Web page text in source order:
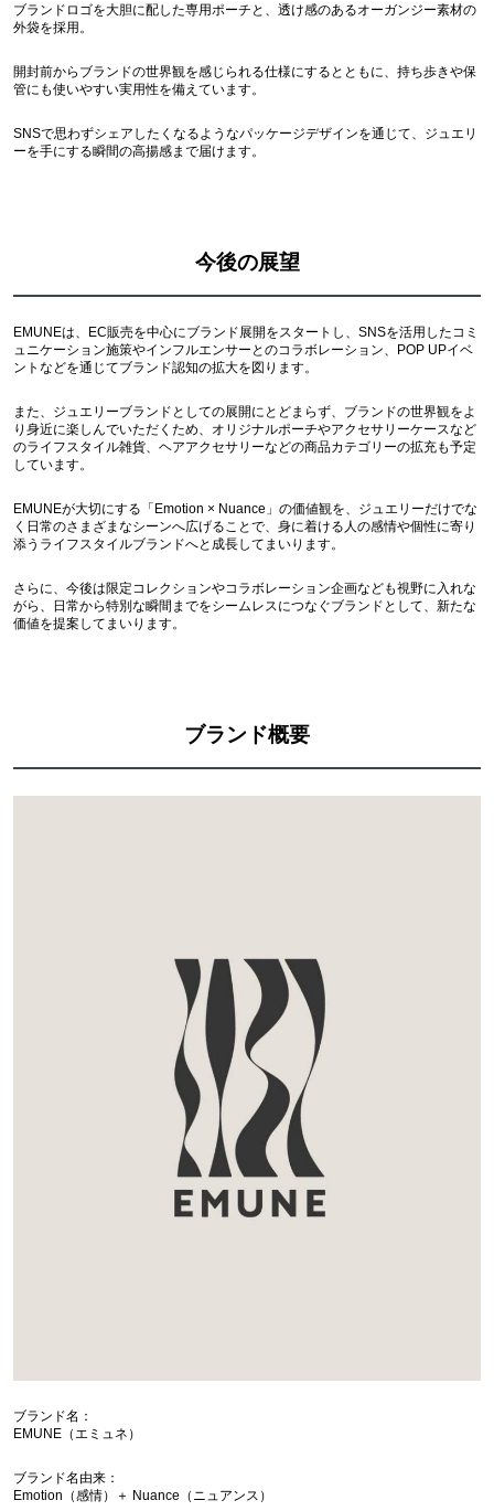
ブランドロゴを大胆に配した専用ポーチと、透け感のあるオーガンジー素材の
外袋を採用。
開封前からブランドの世界観を感じられる仕様にするとともに、持ち歩きや保
管にも使いやすい実用性を備えています。
SNSで思わずシェアしたくなるようなパッケージデザインを通じて、ジュエリ
ーを手にする瞬間の高揚感まで届けます。
今後の展望
EMUNEは、EC販売を中心にブランド展開をスタートし、SNSを活用したコミ
ュニケーション施策やインフルエンサーとのコラボレーション、POP UPイベ
ントなどを通じてブランド認知の拡大を図ります。
また、ジュエリーブランドとしての展開にとどまらず、ブランドの世界観をよ
り身近に楽しんでいただくため、オリジナルポーチやアクセサリーケースなど
のライフスタイル雑貨、ヘアアクセサリーなどの商品カテゴリーの拡充も予定
しています。
EMUNEが大切にする「Emotion × Nuance」の価値観を、ジュエリーだけでな
く日常のさまざまなシーンへ広げることで、身に着ける人の感情や個性に寄り
添うライフスタイルブランドへと成長してまいります。
さらに、今後は限定コレクションやコラボレーション企画なども視野に入れな
がら、日常から特別な瞬間までをシームレスにつなぐブランドとして、新たな
価値を提案してまいります。
ブランド概要
ブランド名：
EMUNE（エミュネ）
ブランド名由来：
Emotion（感情）＋ Nuance（ニュアンス）